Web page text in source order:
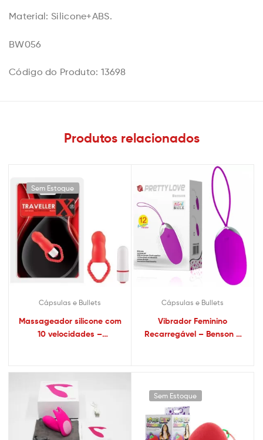
Material: Silicone+ABS.
BW056
Código do Produto: 13698
Produtos relacionados
Sem Estoque
Cápsulas e Bullets
Massageador silicone com
10 velocidades –
Cápsulas e Bullets
Vibrador Feminino
Recarregável – Benson –
Sem Estoque